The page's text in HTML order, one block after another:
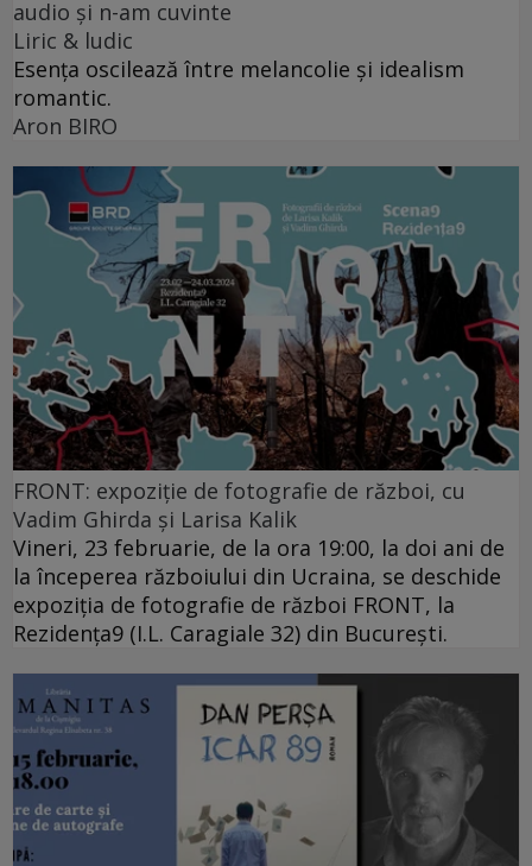
audio şi n-am cuvinte
Liric & ludic
Esența oscilează între melancolie și idealism
romantic.
Aron BIRO
FRONT: expoziție de fotografie de război, cu
Vadim Ghirda și Larisa Kalik
Vineri, 23 februarie, de la ora 19:00, la doi ani de
la începerea războiului din Ucraina, se deschide
expoziția de fotografie de război FRONT, la
Rezidența9 (I.L. Caragiale 32) din București.